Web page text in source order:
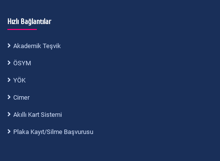
Hızlı Bağlantılar
Akademik Teşvik
ÖSYM
YÖK
Cimer
Akıllı Kart Sistemi
Plaka Kayıt/Silme Başvurusu